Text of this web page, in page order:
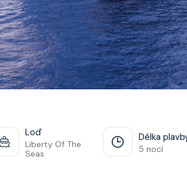
Loď
Liberty Of The
Seas
Délka
5 nocí